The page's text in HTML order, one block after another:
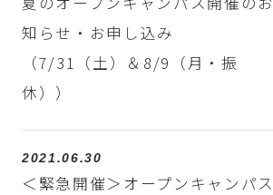
知らせ・お申し込み
（7/31（土）＆8/9（月・振
休））
2021.06.30
＜緊急開催＞オープンキャンパス